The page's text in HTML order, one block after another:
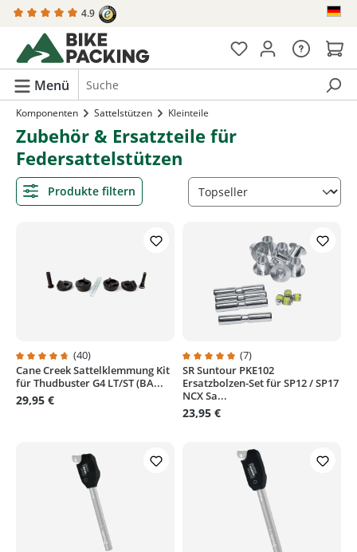
springen 4.9
Menü
Komponenten Sattelstützen Kleinteile
Zubehör & Ersatzteile für
Federsattelstützen
Produkte filtern
Durchschnittliche Bewertung von 4.6 von 5 Sternen
(40)
Cane Creek Sattelklemmung Kit
für Thudbuster G4 LT/ST (BA...
29,95 €
Durchschnittliche Bewertung
(7)
SR Suntour PKE102
Ersatzbolzen-Set für SP12 / SP17
NCX Sa...
23,95 €